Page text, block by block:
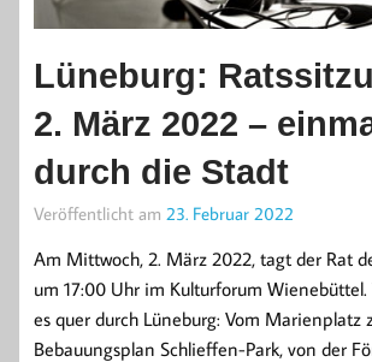
Lüneburg:
2. März 2022 –
durch die Stadt
Veröffentlicht am 23. Februar 2022
Am Mittwoch, 2. März 2022, tagt der Rat
um 17:00 Uhr im Kulturforum
es quer durch Lüneburg: Vom Marienplatz
Bebauungsplan Schlieffen-Park, von der